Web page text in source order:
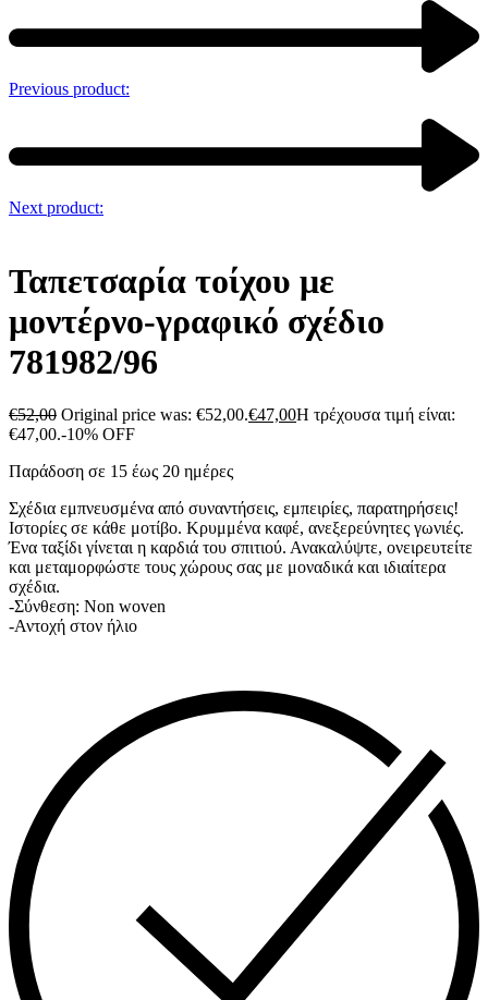
Previous product:
Next product:
Ταπετσαρία τοίχου με
μοντέρνο-γραφικό σχέδιο
781982/96
€52,00 Original price was: €52,00.€47,00Η τρέχουσα τιμή είναι:
€47,00.-10% OFF
Παράδοση σε 15 έως 20 ημέρες
Σχέδια εμπνευσμένα από συναντήσεις, εμπειρίες, παρατηρήσεις!
Ιστορίες σε κάθε μοτίβο. Κρυμμένα καφέ, ανεξερεύνητες γωνιές.
Ένα ταξίδι γίνεται η καρδιά του σπιτιού. Ανακαλύψτε, ονειρευτείτε
και μεταμορφώστε τους χώρους σας με μοναδικά και ιδιαίτερα
σχέδια.
-Σύνθεση: Non woven
-Αντοχή στον ήλιο